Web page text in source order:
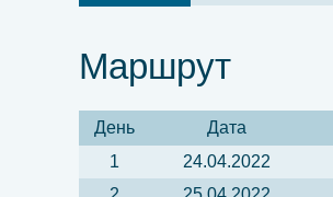
Маршрут
День Дата
1
24.04.2022